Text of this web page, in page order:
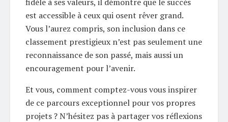
est accessible à ceux qui osent rêver grand.
Vous l’aurez compris, son inclusion dans ce
classement prestigieux n’est pas seulement une
reconnaissance de son passé, mais aussi un
encouragement pour l’avenir.
Et vous, comment comptez-vous vous inspirer
de ce parcours exceptionnel pour vos propres
projets ? N’hésitez pas à partager vos réflexions